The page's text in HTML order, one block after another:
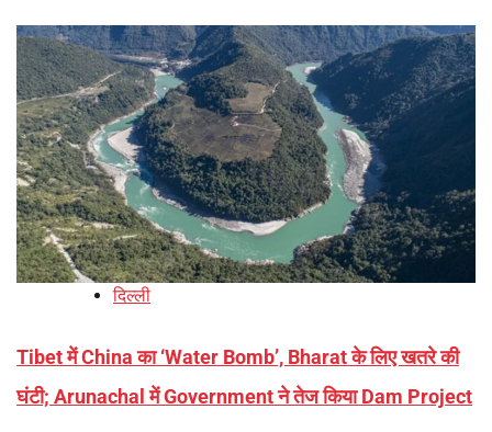
दिल्ली
Tibet में China का ‘Water Bomb’, Bharat के लिए खतरे की
घंटी; Arunachal में Government ने तेज किया Dam Project